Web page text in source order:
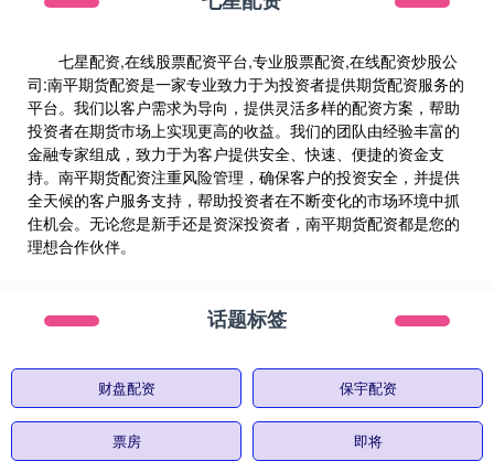
七星配资,在线股票配资平台,专业股票配资,在线配资炒股公
司:南平期货配资是一家专业致力于为投资者提供期货配资服务的
平台。我们以客户需求为导向，提供灵活多样的配资方案，帮助
投资者在期货市场上实现更高的收益。我们的团队由经验丰富的
金融专家组成，致力于为客户提供安全、快速、便捷的资金支
持。南平期货配资注重风险管理，确保客户的投资安全，并提供
全天候的客户服务支持，帮助投资者在不断变化的市场环境中抓
住机会。无论您是新手还是资深投资者，南平期货配资都是您的
理想合作伙伴。
话题标签
财盘配资 保宇配资
票房 即将